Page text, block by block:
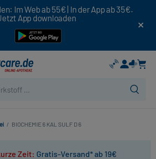
Im Web ab 55€ | In der App ab 35€.
App downloaden
/ BIOCHEMIE 6 KAL SULF D 6
Zeit: Gratis-Versand* ab 19€